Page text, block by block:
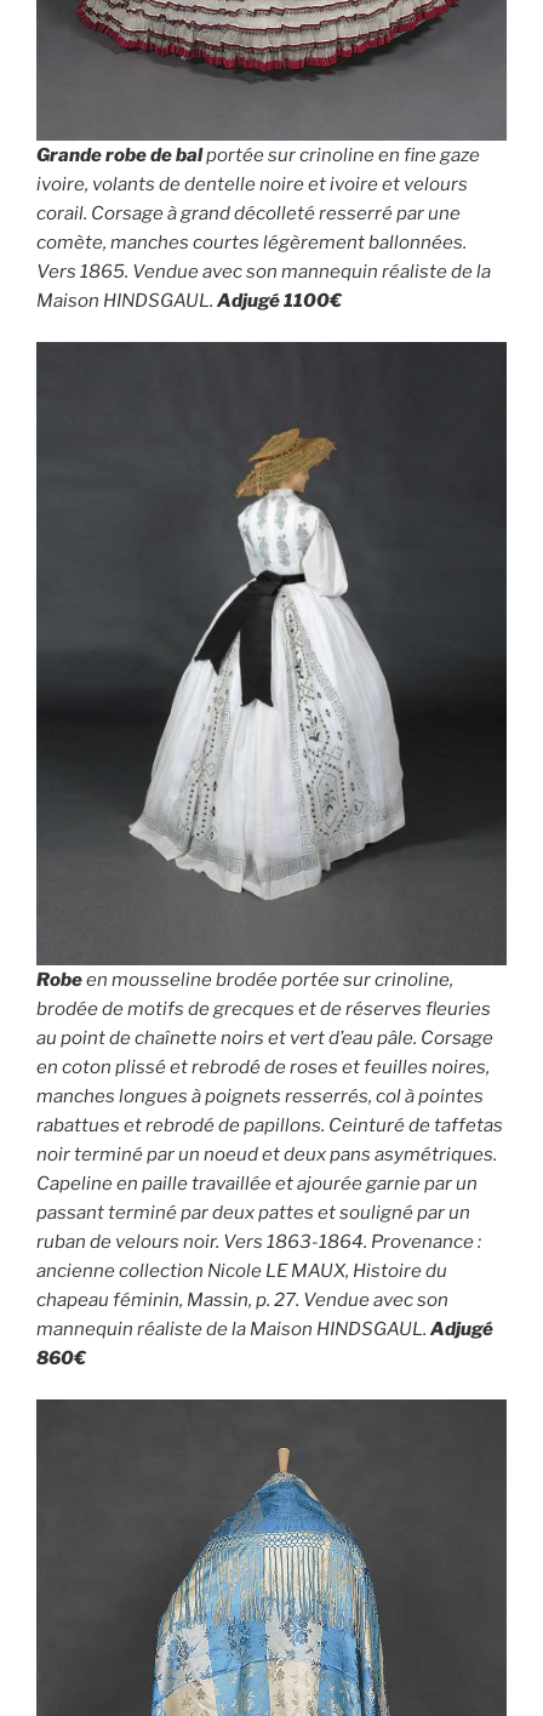
Grande robe de balportée sur crinoline en fine gaze
ivoire, volants de dentelle noire et ivoire et velours
corail. Corsage à grand décolleté resserré par une
comète, manches courtes légèrement ballonnées.
Vers 1865. Vendue avec son mannequin réaliste de la
Maison HINDSGAUL. Adjugé 1100€
Robeen mousseline brodée portée sur crinoline,
brodée de motifs de grecques et de réserves fleuries
au point de chaînette noirs et vert d’eau pâle. Corsage
en coton plissé et rebrodé de roses et feuilles noires,
manches longues à poignets resserrés, col à pointes
rabattues et rebrodé de papillons. Ceinturé de taffetas
noir terminé par un noeud et deux pans asymétriques.
Capeline en paille travaillée et ajourée garnie par un
passant terminé par deux pattes et souligné par un
ruban de velours noir. Vers 1863-1864. Provenance :
ancienne collection Nicole LE MAUX, Histoire du
chapeau féminin, Massin, p. 27. Vendue avec son
mannequin réaliste de la Maison HINDSGAUL. Adjugé
860€